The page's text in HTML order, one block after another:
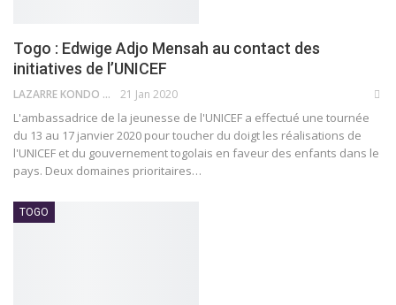
Togo : Edwige Adjo Mensah au contact des
initiatives de l’UNICEF
LAZARRE KONDO TOKPOVI 21 Jan 2020
L'ambassadrice de la jeunesse de l'UNICEF a effectué une tournée
du 13 au 17 janvier 2020 pour toucher du doigt les réalisations de
l'UNICEF et du gouvernement togolais en faveur des enfants dans le
pays. Deux domaines prioritaires…
TOGO